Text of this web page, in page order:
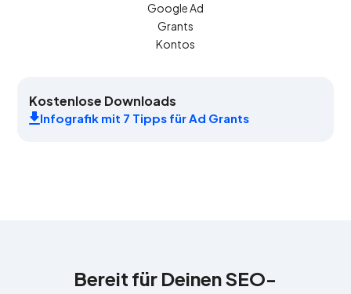
Google Ad
Grants
Kontos
Kostenlose Downloads
Infografik mit 7 Tipps für Ad Grants
Bereit für Deinen SEO-